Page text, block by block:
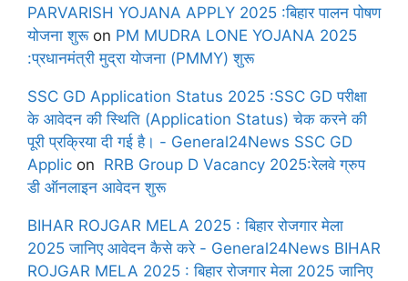
PARVARISH YOJANA APPLY 2025 :बिहार पालन पोषण
योजना शुरूon PM MUDRA LONE YOJANA 2025
:प्रधानमंत्री मुद्रा योजना (PMMY) शुरू
SSC GD Application Status 2025 :SSC GD परीक्षा
के आवेदन की स्थिति (Application Status) चेक करने की
पूरी प्रक्रिया दी गई है। - General24News SSC GD
Applic on RRB Group D Vacancy 2025:रेलवे ग्रुप
डी ऑनलाइन आवेदन शुरू
BIHAR ROJGAR MELA 2025 : बिहार रोजगार मेला
2025 जानिए आवेदन कैसे करे - General24News BIHAR
ROJGAR MELA 2025 : बिहार रोजगार मेला 2025 जानिए